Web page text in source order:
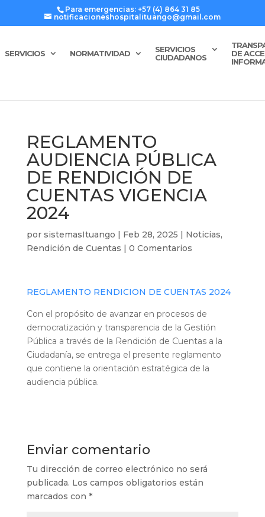
Para emergencias: +57 (4) 864 31 85
notificacioneshospitalituango@gmail.com
SERVICIOS NORMATIVIDAD
SERVICIOS
CIUDADANOS
DE
REGLAMENTO
AUDIENCIA PÚBLICA
DE RENDICIÓN DE
CUENTAS VIGENCIA
2024
por sistemasItuango | Feb 28, 2025 | Noticias,
Rendición de Cuentas | 0 Comentarios
REGLAMENTO RENDICION DE CUENTAS 2024
Con el propósito de avanzar en procesos de
democratización y transparencia de la Gestión
Pública a través de la Rendición de Cuentas a la
Ciudadanía, se entrega el presente reglamento
que contiene la orientación estratégica de la
audiencia pública.
Enviar comentario
Tu dirección de correo electrónico no será
publicada. Los campos obligatorios están
marcados con *